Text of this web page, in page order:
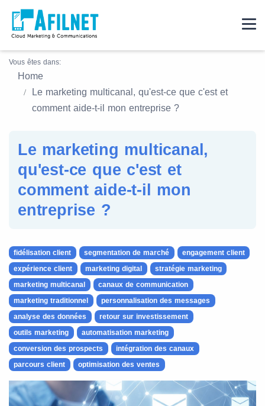
Vous êtes dans:
Home
Le marketing multicanal, qu'est-ce que c'est et
comment aide-t-il mon entreprise ?
Le marketing multicanal,
qu'est-ce que c'est et
comment aide-t-il mon
entreprise ?
fidélisation client segmentation de marché
engagement client
expérience client
marketing digital
stratégie marketing
marketing multicanal
canaux de communication
marketing traditionnel
personnalisation des messages
analyse des données
retour sur investissement
outils marketing
automatisation marketing
conversion des prospects
intégration des canaux
parcours client
optimisation des ventes